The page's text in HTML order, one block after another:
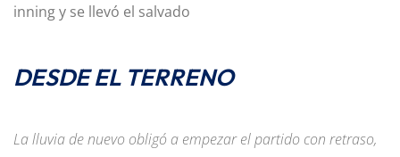
inning y se llevó el salvado
DESDE EL TERRENO
La lluvia de nuevo obligó a empezar el partido con retraso,